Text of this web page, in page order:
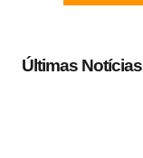
Últimas Notícias